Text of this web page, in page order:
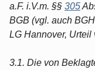
a.F. i.V.m. §§ 305
BGB (vgl. auch
LG Hannover, Urteil
3.1. Die von